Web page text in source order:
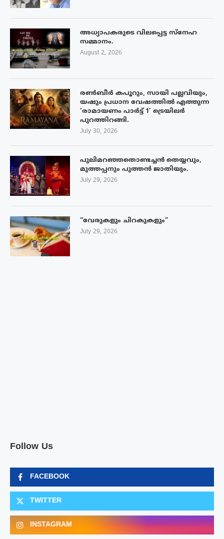
അധ്യാപകരുടെ വിലപ്പെട്ട സ്നേഹ
സമ്മാനം.
August 2, 2026
രൺബീർ കപൂറും, സായി പല്ലവിയും,
യഷും പ്രധാന വേഷത്തിൽ എത്തുന്ന
‘രാമായണം പാർട്ട് 1’ ട്രെയിലർ
പുറത്തിറങ്ങി.
July 30, 2026
പുലിമറഞ്ഞതൊണ്ടച്ചൻ തെയ്യവും,
മുത്തപ്പനും പുത്തൻ ജാതിയും.
July 29, 2026
“വേരുകളും ചിറകുകളും”
July 29, 2026
Follow Us
FACEBOOK
TWITTER
INSTAGRAM